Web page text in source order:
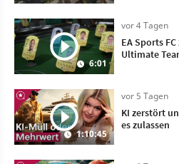
6:01
vor 4 Tagen
EA Sports
Ultimate
1:10:45
vor 5 Tagen
KI zerstört
es zulassen